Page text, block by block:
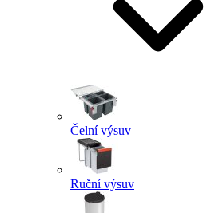
Čelní výsuv
Ruční výsuv